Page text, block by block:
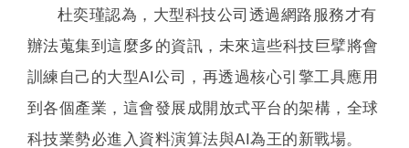
杜奕瑾認為，大型科技公司透過網路服務才有
辦法蒐集到這麼多的資訊，未來這些科技巨擘將會
訓練自己的大型AI公司，再透過核心引擎工具應用
到各個產業，這會發展成開放式平台的架構，全球
科技業勢必進入資料演算法與AI為王的新戰場。